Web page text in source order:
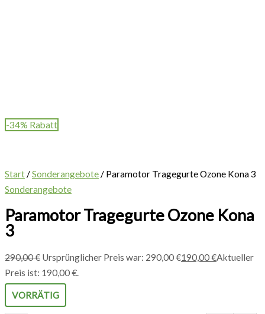
-34% Rabatt
Start/Sonderangebote/ Paramotor Tragegurte Ozone Kona 3
Sonderangebote
Paramotor Tragegurte Ozone Kona
3
290,00€ Ursprünglicher Preis war: 290,00 €190,00€Aktueller
Preis ist: 190,00 €.
VORRÄTIG